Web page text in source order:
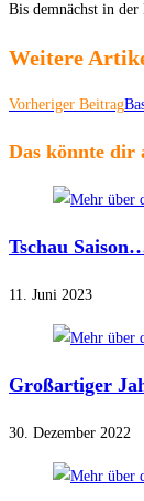
Bis demnächst in der
Weitere
Vorheriger Beitrag
Das könnte dir
Tschau
11. Juni 2023
Großartiger
30. Dezember 2022